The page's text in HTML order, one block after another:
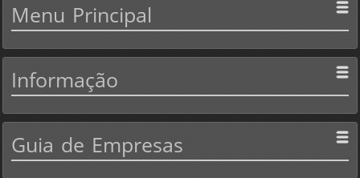
Menu Principal
Informação
Guia de Empresas